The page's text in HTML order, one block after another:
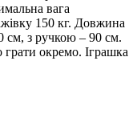
вага
150 кг. Довжина
см, з ручкою – 90 см.
окремо. Іграшка